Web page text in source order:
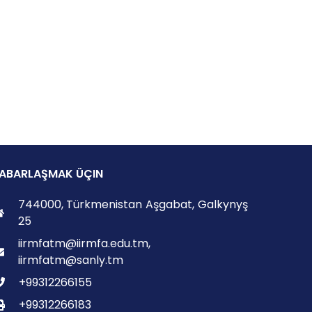
ÜÇIN
744000, Türkmenistan Aşgabat, Galkynyş
25
iirmfatm@iirmfa.edu.tm,
iirmfatm@sanly.tm
+99312266155
+99312266183